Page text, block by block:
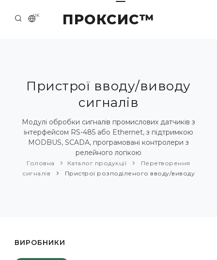
ПРОКСИС™
UK
ПРО НАС
ПРИКЛАДИ ТА РІШЕННЯ
КАТАЛОГ ПРОДУКЦІЇ
НОВИНИ
Пристрої вводу/виводу
сигналів
Модулі обробки сигналів промислових датчиків з
інтерфейсом RS-485 або Ethernet, з підтримкою
MODBUS, SCADA, програмовані контролери з
релейного логікою
Головна Каталог продукції
Перетворення
сигналів
Пристрої розподіленого вводу/виводу
ВИРОБНИКИ